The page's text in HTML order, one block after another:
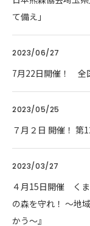
て備え」
2023/06/27
7月22日開催！ 全
2023/05/25
７月２日 開催！ 第
2023/03/27
４月15日開催 くま
の森を守れ！ 〜地
かう〜』